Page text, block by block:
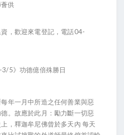
供
，歡迎來電登記，電話04-
5》功德億倍殊勝日
年一月中所造之任何善業與惡
。故應於此月：勵力斷一切惡
，釋迦牟尼佛曾於多天內 每天